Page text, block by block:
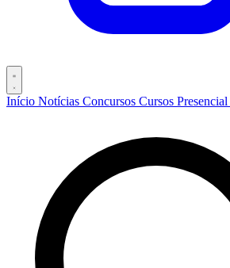
Início Notícias Concursos Cursos Presencial